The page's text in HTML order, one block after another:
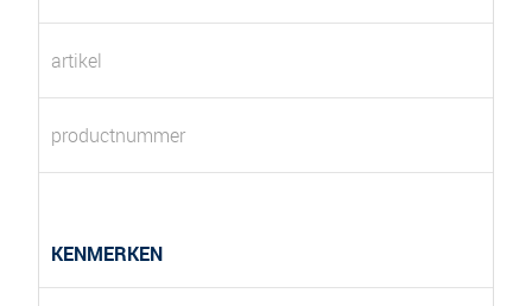
artikel
productnummer
KENMERKEN